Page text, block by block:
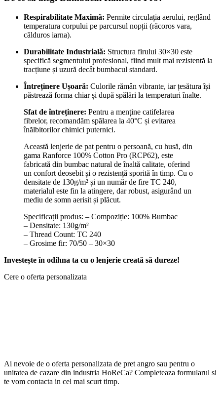
Respirabilitate Maximă: Permite circulația aerului, reglând
temperatura corpului pe parcursul nopții (răcoros vara,
călduros iarna).
Durabilitate Industrială: Structura firului 30×30 este
specifică segmentului profesional, fiind mult mai rezistentă la
tracțiune și uzură decât bumbacul standard.
Întreținere Ușoară: Culorile rămân vibrante, iar țesătura își
păstrează forma chiar și după spălări la temperaturi înalte.
Sfat de întreținere: Pentru a menține catifelarea
fibrelor, recomandăm spălarea la 40°C și evitarea
înălbitorilor chimici puternici.
Această lenjerie de pat pentru o persoană, cu husă, din
gama Ranforce 100% Cotton Pro (RCP62), este
fabricată din bumbac natural de înaltă calitate, oferind
un confort deosebit și o rezistență sporită în timp. Cu o
densitate de 130g/m² și un număr de fire TC 240,
materialul este fin la atingere, dar robust, asigurând un
mediu de somn aerisit și plăcut.
Specificații produs: – Compoziție: 100% Bumbac
– Densitate: 130g/m²
– Thread Count: TC 240
– Grosime fir: 70/50 – 30×30
Investește în odihna ta cu o lenjerie creată să dureze!
Cere o oferta personalizata
Ai nevoie de o oferta personalizata de pret angro sau pentru o
unitatea de cazare din industria HoReCa? Completeaza formularul si
te vom contacta in cel mai scurt timp.